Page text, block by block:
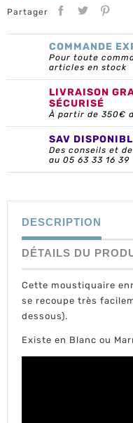
Partager
COMMANDE
Pour toute
articles en stock
LIVRAISON
SÉCURISÉ
À partir de 350€
SAV
Des conseils et
au 05 63 33 16 39
DESCRIPTION
DÉTAILS DU
Cette moustiquaire
se recoupe très
dessous).
Existe en Blanc ou